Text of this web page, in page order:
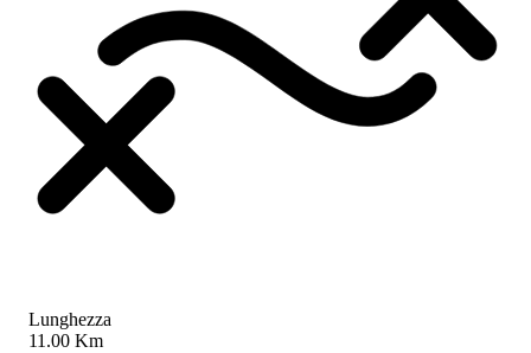
Lunghezza
11.00 Km